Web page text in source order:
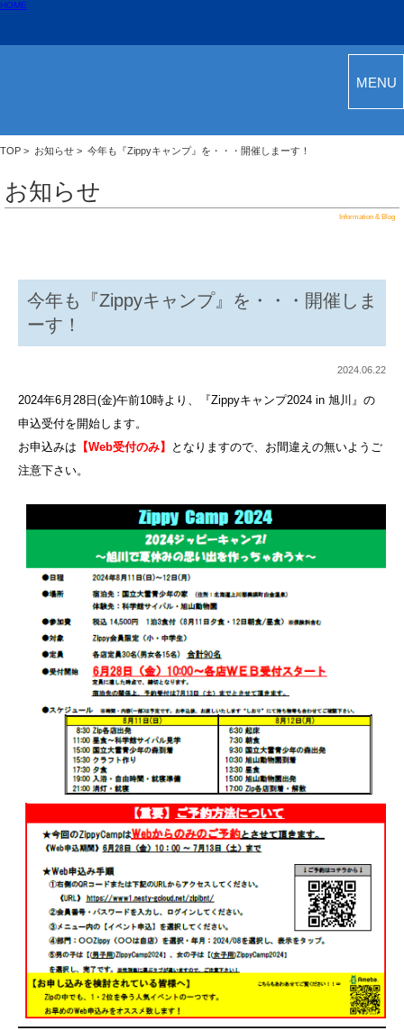
MENU
HOME
TOP > お知らせ > 今年も『Zippyキャンプ』を・・・開催しまーす！
お知らせ
Information & Blog
今年も『Zippyキャンプ』を・・・開催しま
ーす！
2024.06.22
2024年6月28日(金)午前10時より、『Zippyキャンプ2024 in 旭川』の
申込受付を開始します。
お申込みは 【Web受付のみ】
となりますので、お間違えの無いようご
注意下さい。